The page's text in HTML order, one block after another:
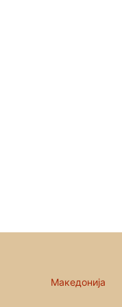
Македонија